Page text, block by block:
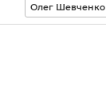
Олег Шевченко